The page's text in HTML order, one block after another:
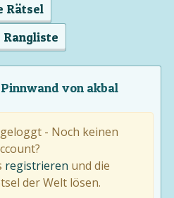
Rätsel
Rangliste
von akbal
- Noch keinen
registrieren und die
der Welt lösen.